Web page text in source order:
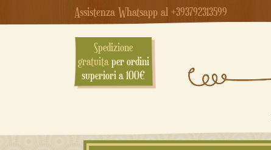
Assistenza Whatsapp al +393792313599
Spedizione
gratuitaper ordini
superiori a 100€